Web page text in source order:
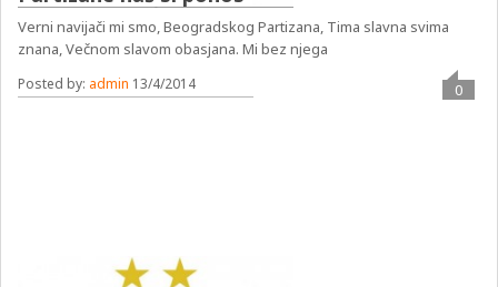
Verni navijači mi smo, Beogradskog Partizana, Tima slavna svima
znana, Večnom slavom obasjana. Mi bez njega
Posted by: admin 13/4/2014 0